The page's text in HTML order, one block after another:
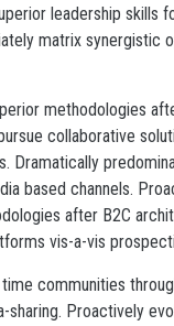
leadership skills
matrix synergistic
methodologies
collaborative
Dramatically
based channels.
after B2C
vis-a-vis
communities
sharing. Proactively